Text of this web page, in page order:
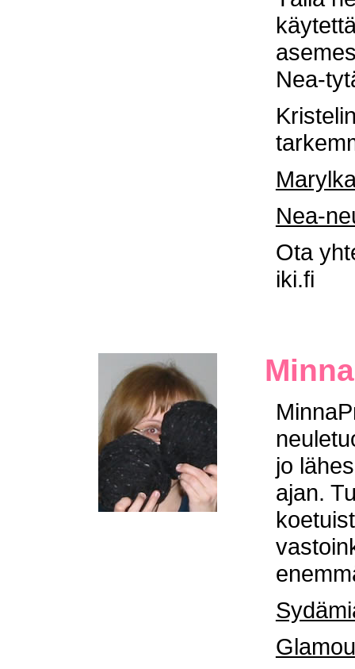
Nea-
Nea-
Ota
iki.fi
jo
ajan.